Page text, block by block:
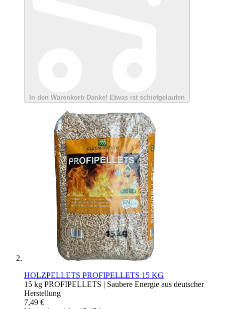
In den Warenkorb Danke! Etwas ist schiefgelaufen
HOLZPELLETS PROFIPELLETS 15 KG
15 kg PROFIPELLETS | Saubere Energie aus deutscher
Herstellung
7,49 €